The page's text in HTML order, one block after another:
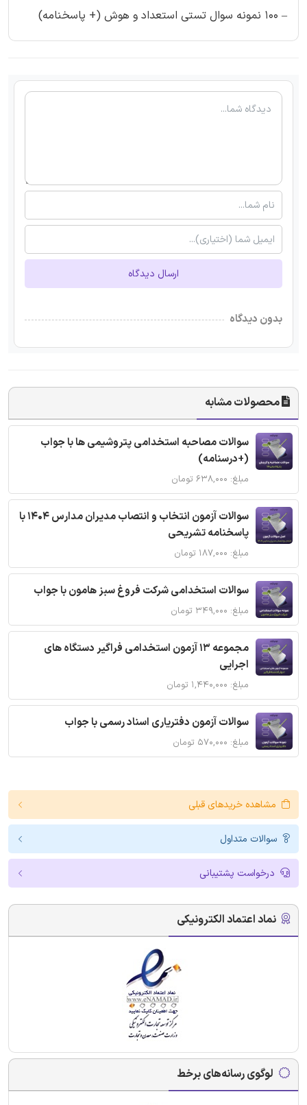
– ۱۰۰ نمونه سوال تستی استعداد و هوش (+ پاسخنامه)
ارسال دیدگاه
بدون دیدگاه
محصولات مشابه
سوالات مصاحبه استخدامی پتروشیمی ها با جواب
(+درسنامه)
مبلغ: ۶۳۸,۰۰۰ تومان
سوالات آزمون انتخاب و انتصاب مدیران مدارس 1404 با
پاسخنامه تشریحی
مبلغ: ۱۸۷,۰۰۰ تومان
سوالات استخدامی شرکت فروغ سبز هامون با جواب
مبلغ: ۳۴۹,۰۰۰ تومان
مجموعه 13 آزمون استخدامی فراگیر دستگاه های
اجرایی
مبلغ: ۱,۴۴۰,۰۰۰ تومان
سوالات آزمون دفتریاری اسناد رسمی با جواب
مبلغ: ۵۷۰,۰۰۰ تومان
مشاهده خریدهای قبلی
سوالات متداول
درخواست پشتیبانی
نماد اعتماد الکترونیکی
لوگوی رسانه‌های برخط